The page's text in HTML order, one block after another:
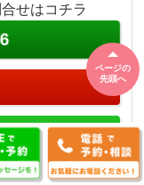
せはコチラ
ページの
先頭へ